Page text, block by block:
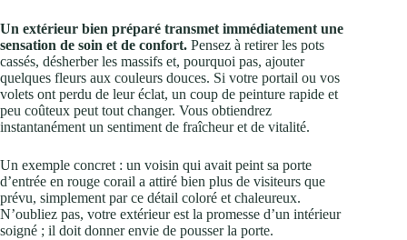
Un extérieur bien préparé transmet immédiatement une
sensation de soin et de confort. Pensez à retirer les pots
cassés, désherber les massifs et, pourquoi pas, ajouter
quelques fleurs aux couleurs douces. Si votre portail ou vos
volets ont perdu de leur éclat, un coup de peinture rapide et
peu coûteux peut tout changer. Vous obtiendrez
instantanément un sentiment de fraîcheur et de vitalité.
Un exemple concret : un voisin qui avait peint sa porte
d’entrée en rouge corail a attiré bien plus de visiteurs que
prévu, simplement par ce détail coloré et chaleureux.
N’oubliez pas, votre extérieur est la promesse d’un intérieur
soigné ; il doit donner envie de pousser la porte.